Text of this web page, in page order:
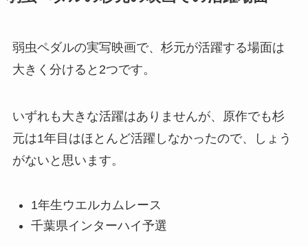
弱虫ペダルの実写映画で、杉元が活躍する場面は
大きく分けると2つです。
いずれも大きな活躍はありませんが、原作でも杉
元は1年目はほとんど活躍しなかったので、しょう
がないと思います。
1年生ウエルカムレース
千葉県インターハイ予選